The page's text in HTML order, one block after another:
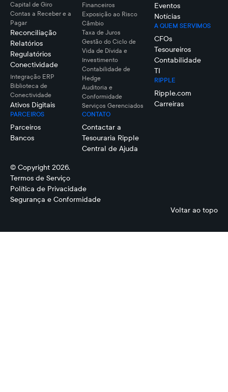
Capital de Giro
Contas a Receber e a
Pagar
Reconciliação
Relatórios
Regulatórios
Conectividade
Integração ERP
Biblioteca de
Conectividade
Ativos Digitais
PARCEIROS
Parceiros
Bancos
Financeiros
Exposição ao Risco
Câmbio
Taxa de Juros
Gestão do Ciclo de
Vida de Dívida e
Investimento
Contabilidade de
Hedge
Auditoria e
Conformidade
Serviços Gerenciados
CONTATO
Contactar a
Tesouraria Ripple
Central de Ajuda
Eventos
Notícias
A QUEM SERVIMOS
CFOs
Tesoureiros
Contabilidade
TI
RIPPLE
Ripple.com
Carreiras
© Copyright 2026.
Termos de Serviço
Política de Privacidade
Segurança e Conformidade
Voltar ao topo